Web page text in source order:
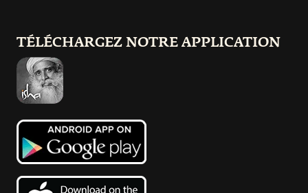
TÉLÉCHARGEZ NOTRE APPLICATION